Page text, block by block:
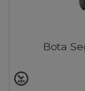
Bota